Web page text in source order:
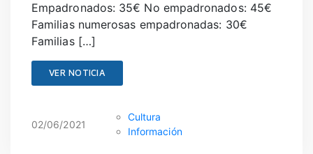
Empadronados: 35€ No empadronados: 45€
Familias numerosas empadronadas: 30€
Familias […]
VER NOTICIA
02/06/2021
Cultura
Información